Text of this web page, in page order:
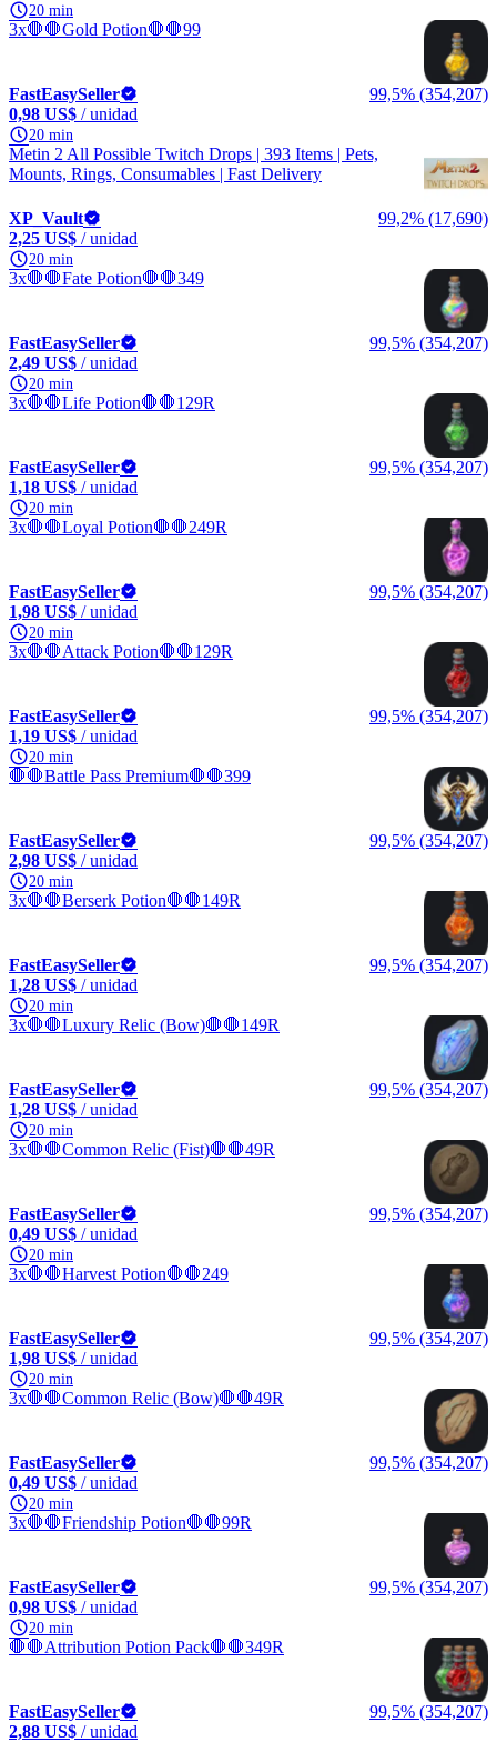
20 min
3x🛑🛑Gold Potion🛑🛑99
FastEasySeller
99,5% (354,207)
0,98 US$ / unidad
20 min
Metin 2 All Possible Twitch Drops | 393 Items | Pets,
Mounts, Rings, Consumables | Fast Delivery
XP_Vault
99,2% (17,690)
2,25 US$ / unidad
20 min
3x🛑🛑Fate Potion🛑🛑349
FastEasySeller
99,5% (354,207)
2,49 US$ / unidad
20 min
3x🛑🛑Life Potion🛑🛑129R
FastEasySeller
99,5% (354,207)
1,18 US$ / unidad
20 min
3x🛑🛑Loyal Potion🛑🛑249R
FastEasySeller
99,5% (354,207)
1,98 US$ / unidad
20 min
3x🛑🛑Attack Potion🛑🛑129R
FastEasySeller
99,5% (354,207)
1,19 US$ / unidad
20 min
🛑🛑Battle Pass Premium🛑🛑399
FastEasySeller
99,5% (354,207)
2,98 US$ / unidad
20 min
3x🛑🛑Berserk Potion🛑🛑149R
FastEasySeller
99,5% (354,207)
1,28 US$ / unidad
20 min
3x🛑🛑Luxury Relic (Bow)🛑🛑149R
FastEasySeller
99,5% (354,207)
1,28 US$ / unidad
20 min
3x🛑🛑Common Relic (Fist)🛑🛑49R
FastEasySeller
99,5% (354,207)
0,49 US$ / unidad
20 min
3x🛑🛑Harvest Potion🛑🛑249
FastEasySeller
99,5% (354,207)
1,98 US$ / unidad
20 min
3x🛑🛑Common Relic (Bow)🛑🛑49R
FastEasySeller
99,5% (354,207)
0,49 US$ / unidad
20 min
3x🛑🛑Friendship Potion🛑🛑99R
FastEasySeller
99,5% (354,207)
0,98 US$ / unidad
20 min
🛑🛑Attribution Potion Pack🛑🛑349R
FastEasySeller
99,5% (354,207)
2,88 US$ / unidad